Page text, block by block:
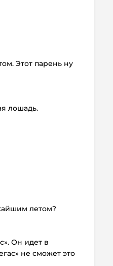
Этот парень ну
лошадь.
летом?
Он идет в
не сможет это